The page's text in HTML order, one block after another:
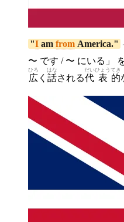
"I am from America."
〜 です / 〜 にいる」
広
ひろ
く 話
はな
される代
だい
表
ひょう
的
てき